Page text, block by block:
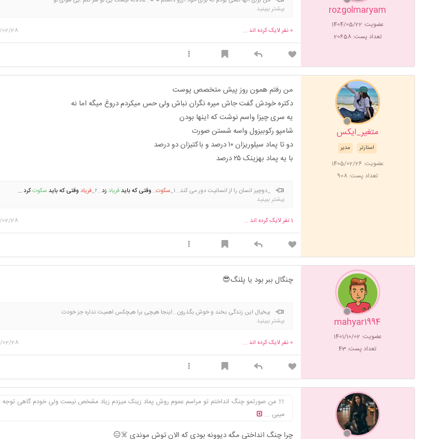
rozgolmaryam
عضویت: 1404/05/22
تعداد پست: 20658
بیشتر ببینید
02/28 0 نفر لایک کرده اند ...
متغیر_ایکس
مدیر استارتر
عضویت: 1405/02/26
تعداد پست: 908
من رفتم همون روز پیش متخصص پوست
دکتره خودش گفت جاش میره نگران نباش ولی حس میکردم دروغ میگه اما نه
یه سری چیزا واسم نوشت که اینها بودن
شامپو رکوبیزول واسه شستن صورت
دو تا پماد سیلوریزان ۱۰ درصد و باکتیزان دو درصد
با یه پماد بهزینک ۲۵ درصد
_دوچیز انسان را از انسانیت دور می کند...۱_ سکوت...وقتی که باید فریاد زد...۲_ فریاد وقتی که باید سکوتکرد ...
بیشتر ببینید
02/28 1نفر لایک کرده اند ...
mahyar1994
عضویت: 1401/10/02
تعداد پست: 43
چنگال ببر بود یا پلنگ😎
بیخیال این زندگی بخند و خوش بگذرون...اینجا هیچی برا هیچکس اهمیت نداره جز خودت
بیشتر ببینید
02/28 0 نفر لایک کرده اند ...
من صورتمو چنگ انداختم تو مراسم عموم روش پماد زینک میزدم زیاد مشخص نیست ولی خودم گاهی توجه
میبی ...
چرا چنگ انداختی مگه دیوونه بودی که الان توش موندی ☠️😑